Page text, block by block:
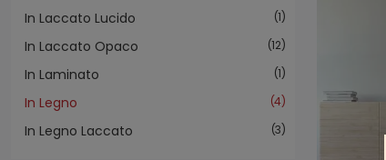
In Laccato Lucido 1
In Laccato Opaco 12
In Laminato 1
In Legno 4
In Legno Laccato 3